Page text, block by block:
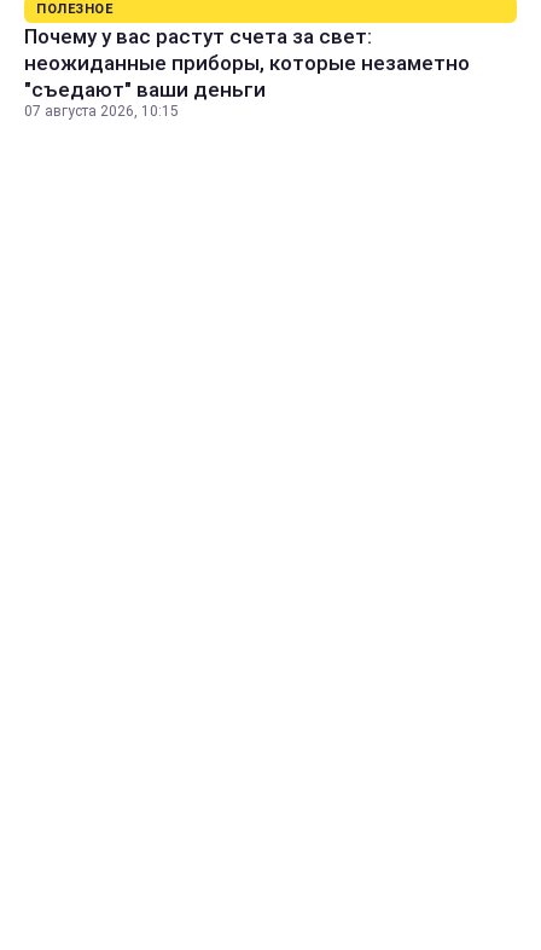
ПОЛЕЗНОЕ
Почему у вас растут счета за свет:
неожиданные приборы, которые незаметно
"съедают" ваши деньги
07 августа 2026, 10:15